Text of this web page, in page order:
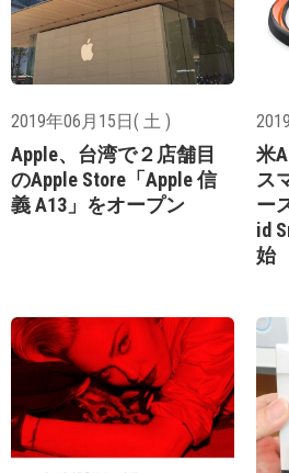
2019年06月15日( 土 )
Apple、台湾で２店舗目
のApple Store「Apple 信
義 A13」をオープン
米
ス
ー
id
始